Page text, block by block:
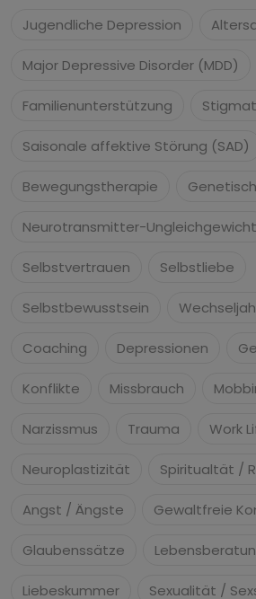
Jugendliche Depression
Major Depressive Disorder (MDD)
Familienunterstützung
Saisonale affektive Störung (SAD)
Bewegungstherapie
Neurotransmitter-Ungleichgewicht
Selbstvertrauen Selbstliebe
Selbstbewusstsein
Coaching Depressionen
Konflikte Missbrauch
Narzissmus Trauma Work
Neuroplastizität Spiritualtät /
Angst / Ängste Gewaltfreie
Glaubenssätze
Liebeskummer Sexualität /